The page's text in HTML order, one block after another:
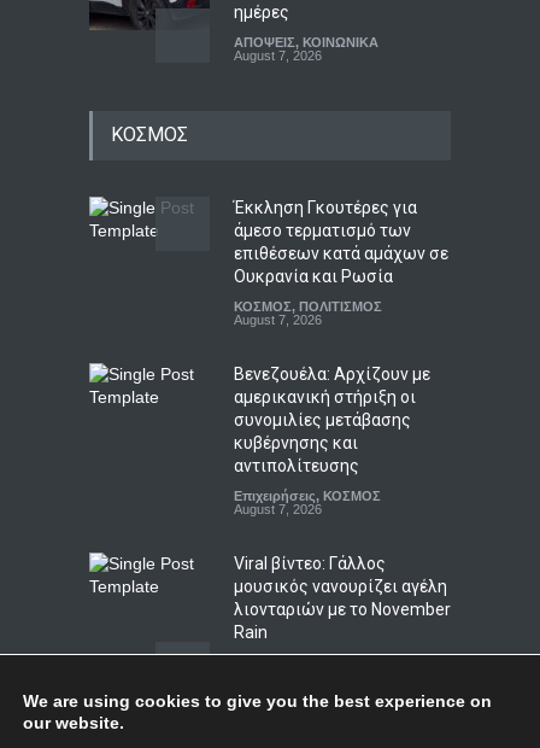
ημέρες
ΑΠΟΨΕΙΣ, ΚΟΙΝΩΝΙΚΑ
August 7, 2026
Μελιτζάνες παπουτσάκια:
Η κλασική συνταγή
LIFESTYLE,ΠΟΛΙΤΙΣΜΟΣ
ΚΟΣΜΟΣ
Έκκληση Γκουτέρες για
άμεσο τερματισμό των
επιθέσεων κατά αμάχων σε
Ουκρανία και Ρωσία
ΚΟΣΜΟΣ, ΠΟΛΙΤΙΣΜΟΣ
August 7, 2026
Βενεζουέλα: Αρχίζουν με
αμερικανική στήριξη οι
συνομιλίες μετάβασης
κυβέρνησης και
αντιπολίτευσης
Επιχειρήσεις, ΚΟΣΜΟΣ
August 7, 2026
Viral βίντεο: Γάλλος
μουσικός νανουρίζει αγέλη
λιονταριών με το November
Rain
We are using cookies to give you the best experience on
our website.